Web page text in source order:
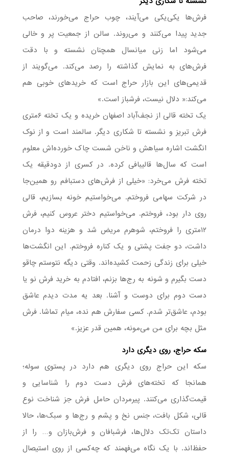
فرش‌ها یکی‌یکی می‌آیند، چوب حراج می‌خورند، صاحب
جدید پیدا می‌کنند و می‌روند. سالن از جمعیت پر و خالی
می‌شود اما زنی میانسال همچنان نشسته و با دقت
فرش‌های به نمایش گذاشته را رصد می‌کند. می‌گویند از
قدیمی‌های این بازار حراج است که خریدهای خوبی هم
می‌کند:« دلال نیست، فرشباز است.»
یک تخته قالی از نجف‌آباد اصفهان خریده و یک تخته ۶‌متری
فرش تبریز و نشسته تا شکاری دیگر. سالمند است و از نوک
انگشت اشاره سیاهش و ناخن شست چاک خورده‌اش معلوم
است که سال‌ها قالیبافی کرده. در کسری از دو‌دقیقه یک
تخته فرش می‌خرد: «خیلی از فرش‌های دستبافم رو همین‌جا
در شرکت سهامی فروختم. می‌خواستیم خونه بسازیم، قالی
روی دار بود، فروختم. می‌خواستیم دختر عروس کنیم، فرش
۱۲متری را فروختم، شوهرم مریض شد و هزینه دوا درمان
داشت، دو جفت پشتی و یک کناره فروختم. این انگشت‌ها
خیلی برای زندگی زحمت کشیده‌اند. وقتی دیگه نتوستم چاقو
دست بگیرم و شونه به رج‌ها بزنم، افتادم به خرید فرش نو یا
دست دوم برای دوست و آشنا. بعد یه مدت دیدم عاشق
بودم، عاشق‌تر شدم. کسی سفارش هم نده، میام تماشا. فرش
مثل بچه برای من می‌مونه، همین قدر عزیز.»
سکه حراج، روی دیگری دارد
سکه این حراج روی دیگری هم دارد در پستوی سوله؛
همانجا که تخته‌های فرش دست دوم را شناسایی و
قیمت‌گذاری می‌کنند. پیرمردان حامل فرش جز شناخت نوع
قالی، شکل بافت، جنس نخ و پشم و رج‌ها و سبک‌ها، حالا
داستان تک‌تک دلال‌ها، فرشبافان و فرش‌بازان و… را از
حفظ‌اند. با یک نگاه می‌فهمند که چه‌کسی از روی استیصال